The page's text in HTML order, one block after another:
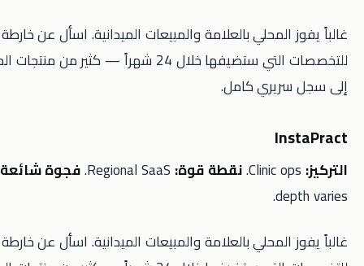
بالعلامة والمبيعات الميدانية. اسأل عن خارطة الطريق
للتخصصات التي ستضيفها خلال 24 شهراً — كثير من منتجات الحجز لا تتحول
كامل.
نقطة قوة:Regional SaaS. فجوة شائعة:Specialty
بالعلامة والمبيعات الميدانية. اسأل عن خارطة الطريق